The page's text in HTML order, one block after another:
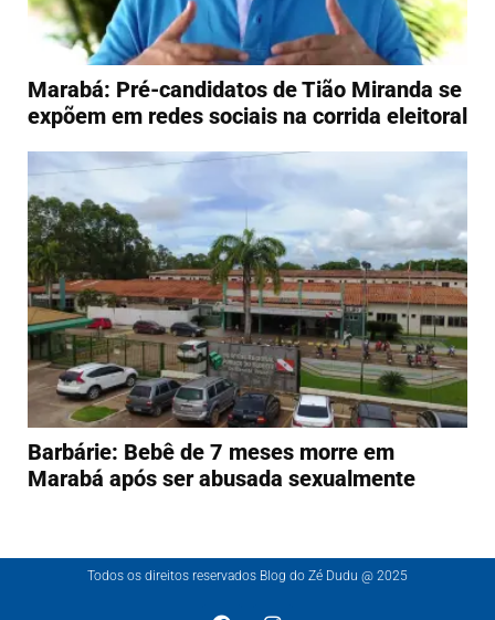
Marabá: Pré-candidatos de Tião Miranda se
expõem em redes sociais na corrida eleitoral
Barbárie: Bebê de 7 meses morre em
Marabá após ser abusada sexualmente
Todos os direitos reservados Blog do Zé Dudu @ 2025